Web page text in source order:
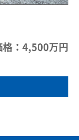
格：4,500万円